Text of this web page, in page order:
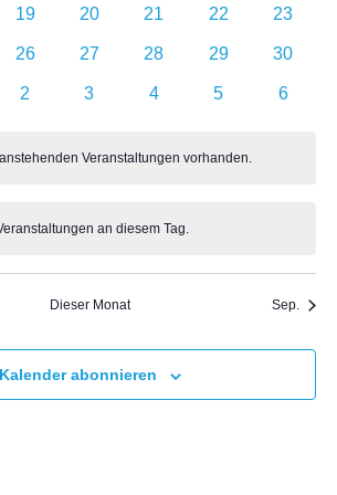
0
19
0
20
0
21
0
22
0
23
0
26
0
27
0
28
0
29
0
30
0
2
0
3
0
4
0
5
0
6
Veranstaltungen vorhanden.
an diesem Tag.
Dieser Monat Sep.
Kalender abonnieren